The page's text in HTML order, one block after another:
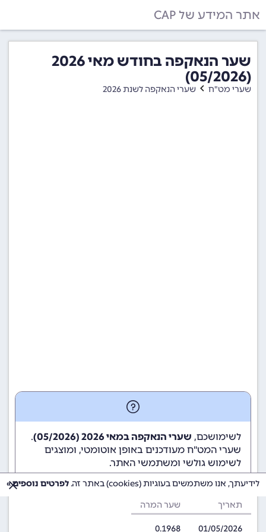
אתר המידע של CAP
שער הנאקפה בחודש מאי 2026
(05/2026)
שערי מט"ח שערי הנאקפה לשנת 2026
לשימושכם, שערי הנאקפה במאי 2026 (05/2026)
.
שערי המט"ח מעודכנים באופן אוטומטי, ומוצגים
לשימוש גולשי ומשתמשי האתר.
תאריך שער המרה
01/05/2026
0.1968
לידיעתך, אנו משתמשים בעוגיות (cookies) באתר זה. לפרטים נוספים »